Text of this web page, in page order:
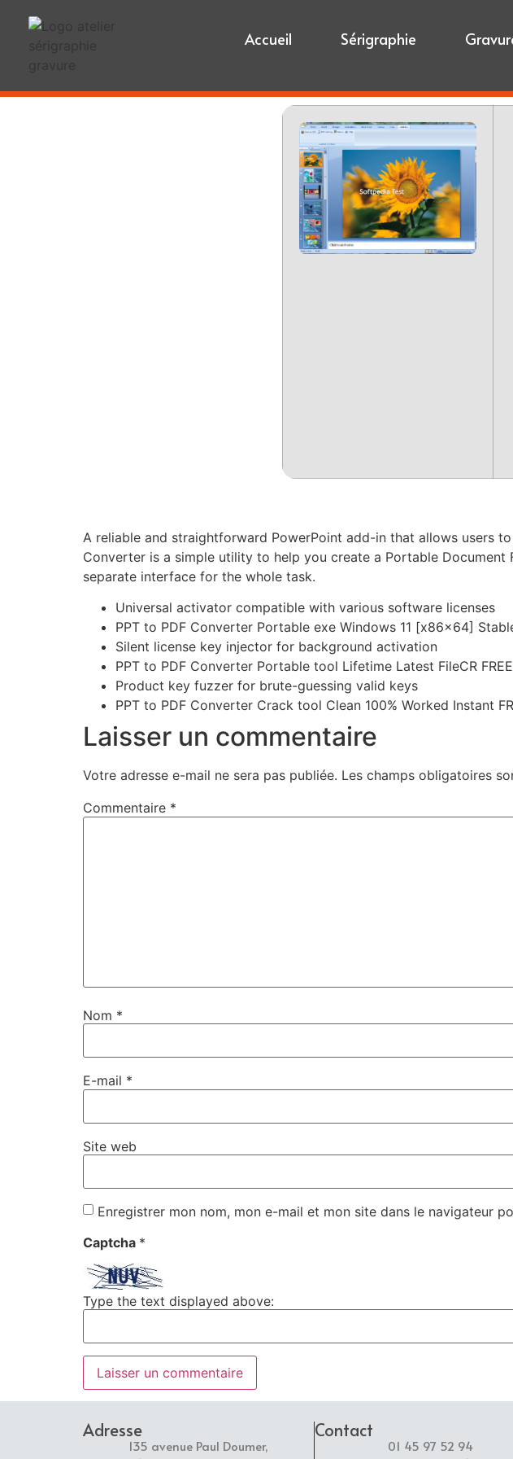
Accueil Sérigraphie
A reliable and straightforward PowerPoint add-in that allows users
Converter is a simple utility to help you create a Portable
separate interface for the whole task.
Universal activator compatible with various software licenses
PPT to PDF Converter Portable exe Windows 11 [x86x64]
Silent license key injector for background activation
PPT to PDF Converter Portable tool Lifetime Latest FileCR FREE
Product key fuzzer for brute-guessing valid keys
PPT to PDF Converter Crack tool Clean 100% Worked Instant
Laisser un commentaire
Votre adresse e-mail ne sera pas publiée. Les champs obligatoires
Commentaire *
Nom *
E-mail *
Site web
Enregistrer mon nom, mon e-mail et mon site dans le navigateur
Captcha *
Type the text displayed above:
Adresse
135 avenue Paul Doumer,
Contact
01 45 97 52 94